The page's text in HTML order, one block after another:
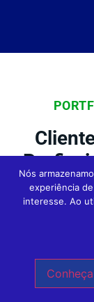
Todo o
Na
,
Nós
experiência
interesse. Ao